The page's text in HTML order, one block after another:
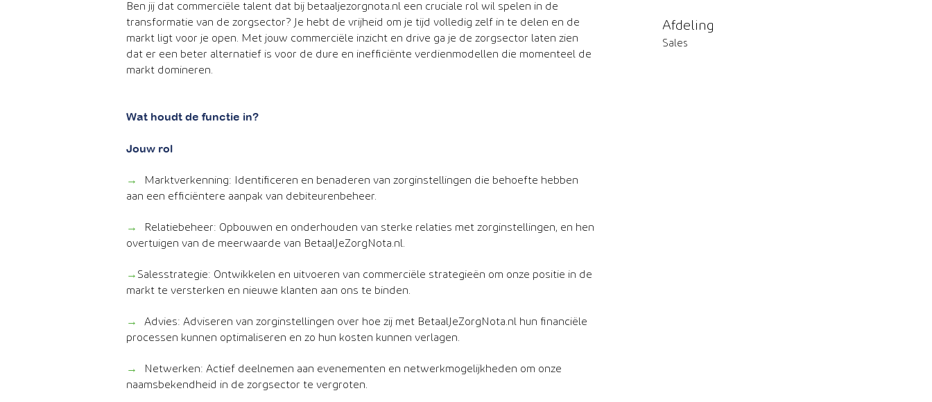
Ben jij dat commerciële talent dat bij betaaljezorgnota.nl een cruciale rol wil spelen in de
transformatie van de zorgsector? Je hebt de vrijheid om je tijd volledig zelf in te delen en de
markt ligt voor je open. Met jouw commerciële inzicht en drive ga je de zorgsector laten zien
dat er een beter alternatief is voor de dure en inefficiënte verdienmodellen die momenteel de
markt domineren.
Wat houdt de functie in?
Jouw rol
→
Marktverkenning: Identificeren en benaderen van zorginstellingen die behoefte hebben
aan een efficiëntere aanpak van debiteurenbeheer.
→
Relatiebeheer: Opbouwen en onderhouden van sterke relaties met zorginstellingen, en hen
overtuigen van de meerwaarde van BetaalJeZorgNota.nl.
→ Salesstrategie: Ontwikkelen en uitvoeren van commerciële strategieën om onze positie in de
markt te versterken en nieuwe klanten aan ons te binden.
→ Advies: Adviseren van zorginstellingen over hoe zij met BetaalJeZorgNota.nl hun financiële
processen kunnen optimaliseren en zo hun kosten kunnen verlagen.
→
Netwerken: Actief deelnemen aan evenementen en netwerkmogelijkheden om onze
naamsbekendheid in de zorgsector te vergroten.
Afdeling
Sales